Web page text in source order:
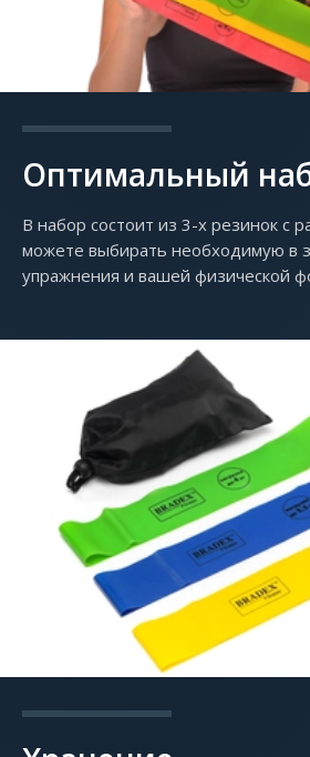
Оптимальный
В набор состоит из 3-х резинок с
можете выбирать необходимую в
упражнения и вашей физической